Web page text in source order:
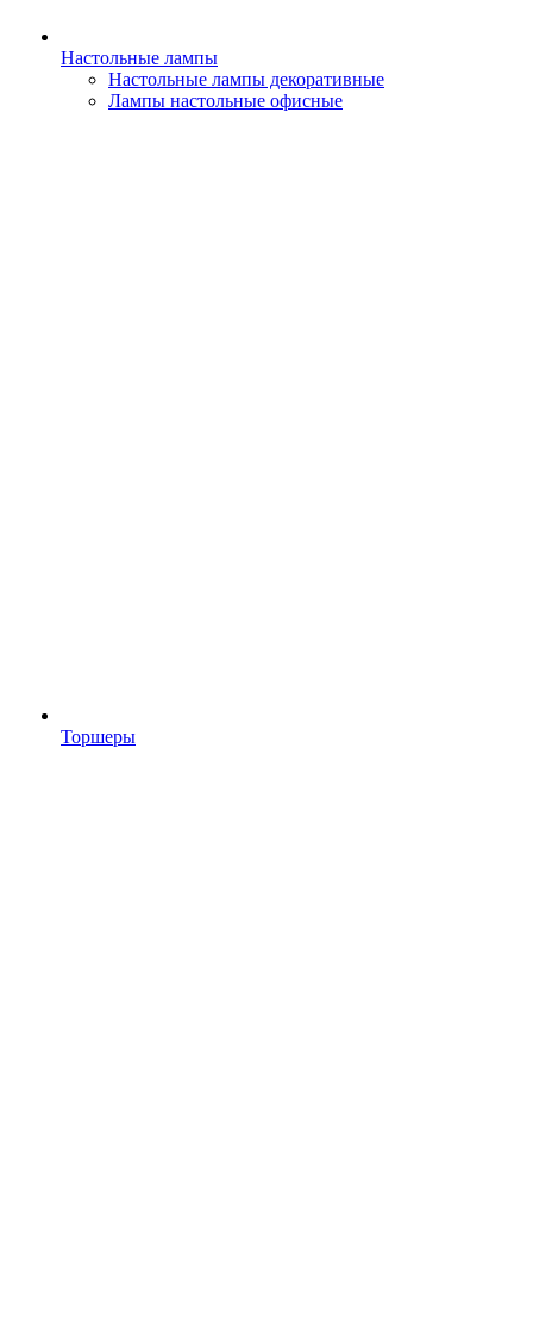
Настольные лампы
Настольные лампы декоративные
Лампы настольные офисные
Торшеры